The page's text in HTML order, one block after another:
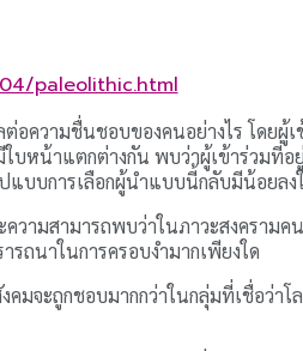
paleolithic.html
ความชื่นชอบของคนอย่างไร โดยผู้
บหน้าแตกต่างกัน พบว่าผู้เข้าร่วมที่
บบการเลือกผู้นำแบบนี้กลับมีน้อยลง
มสามารถพบว่าในภาวะสงครามค
ถนาในการครอบงำมากเพียงใด
จะถูกชอบมากกว่าในกลุ่มที่เชื่อว่า